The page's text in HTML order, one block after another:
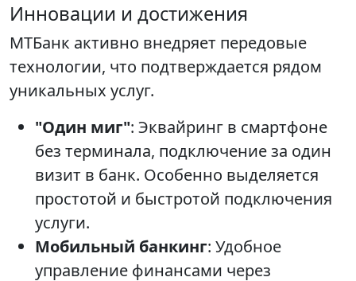
Инновации и достижения
МТБанк активно внедряет передовые
технологии, что подтверждается рядом
уникальных услуг.
"Один миг": Эквайринг в смартфоне
без терминала, подключение за один
визит в банк. Особенно выделяется
простотой и быстротой подключения
услуги.
Мобильный банкинг: Удобное
управление финансами через